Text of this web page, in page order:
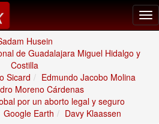
Husein
de Guadalajara Miguel Hidalgo y
Costilla
Sicard
Edmundo Jacobo Molina
Moreno Cárdenas
por un aborto legal y seguro
Google Earth Davy Klaassen